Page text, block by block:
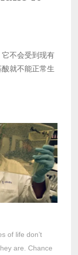
不会受到现有
就不能正常生
of life don’t
are. Chance